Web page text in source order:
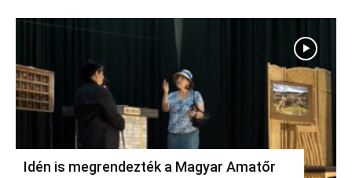
Idén is megrendezték a Magyar Amatőr